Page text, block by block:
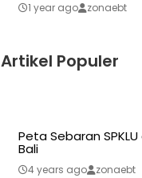
1 year ago zonaebt
Artikel Populer
Peta Sebaran SPKLU
Bali
4 years ago zonaebt